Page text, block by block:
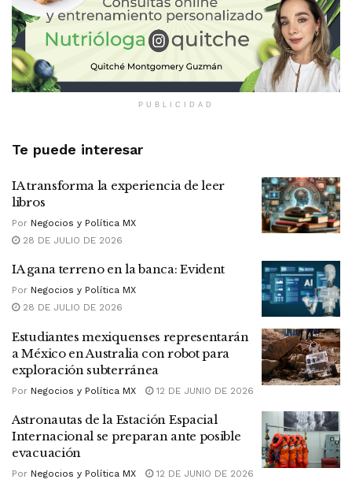
PUBLICIDAD
Te puede interesar
IA transforma la experiencia de leer
libros
Por Negocios y Política MX
28 DE JULIO DE 2026
IA gana terreno en la banca: Evident
Por Negocios y Política MX
28 DE JULIO DE 2026
Estudiantes mexiquenses representarán
a México en Australia con robot para
exploración subterránea
Por Negocios y Política MX 12 DE JUNIO DE 2026
Astronautas de la Estación Espacial
Internacional se preparan ante posible
evacuación
Por Negocios y Política MX 12 DE JUNIO DE 2026